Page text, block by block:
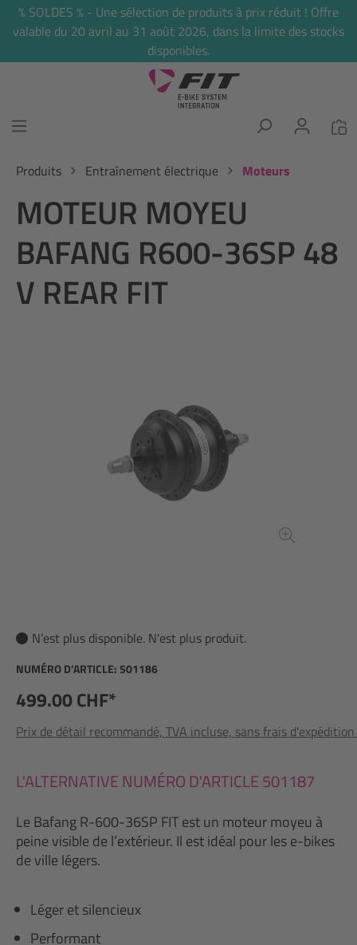
principal
% SOLDES % - Une sélection de produits à prix réduit ! Offre
valable du 20 avril au 31 août 2026, dans la limite des stocks
disponibles.
Produits Entraînement électrique Moteurs
MOTEUR MOYEU
BAFANG R600-36SP 48
V REAR FIT
N'est plus disponible. N'est plus produit.
NUMÉRO D’ARTICLE: 501186
499.00 CHF*
Prix de détail recommandé, TVA incluse, sans frais
L'ALTERNATIVE NUMÉRO D'ARTICLE 501187
Le Bafang R-600-36SP FIT est un moteur moyeu à
peine visible de l’extérieur. Il est idéal pour les e-bikes
de ville légers.
Léger et silencieux
Performant